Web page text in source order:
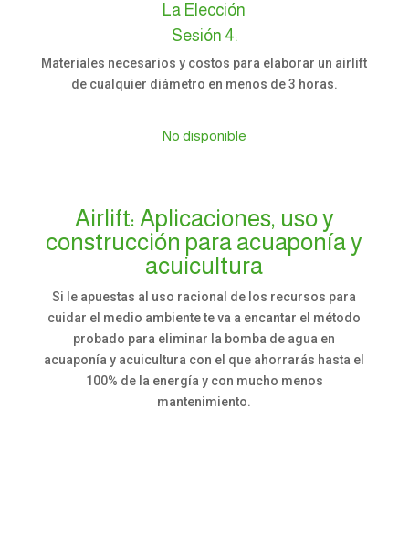
La Elección
Sesión 4:
Materiales necesarios y costos para elaborar un airlift
de cualquier diámetro en menos de 3 horas.
No disponible
Airlift: Aplicaciones, uso y
construcción para acuaponía y
acuicultura
Si le apuestas al uso racional de los recursos para
cuidar el medio ambiente te va a encantar el método
probado para eliminar la bomba de agua en
acuaponía y acuicultura con el que ahorrarás hasta el
100% de la energía y con mucho menos
mantenimiento.